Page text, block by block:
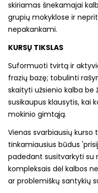
skiriamas šnekamajai
grupių mokyklose ir
nepakankami.
KURSŲ TIKSLAS
Suformuoti tvirtą ir
frazių bazę; tobulinti
skaityti užsienio kalba
susikaupus klausytis, kai
mokinio gimtąją.
Vienas svarbiausių
tinkamiausius būdus
padedant susitvarkyti su
kompleksais dėl kalbos
ar problemiškų santykių